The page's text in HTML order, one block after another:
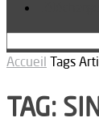
Accueil Tags
TAG: